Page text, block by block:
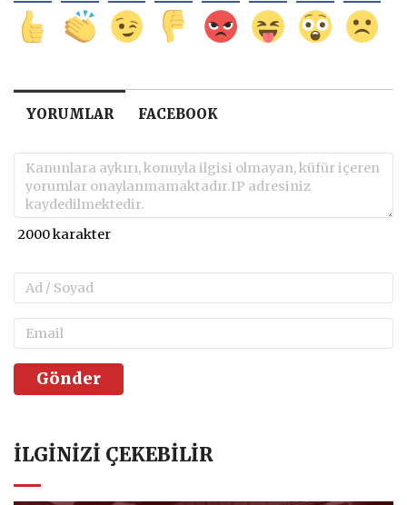
YORUMLAR FACEBOOK
Gönder
İLGINIZI ÇEKEBILIR